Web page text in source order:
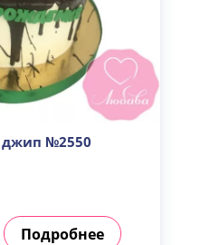
джип №2550
Подробнее